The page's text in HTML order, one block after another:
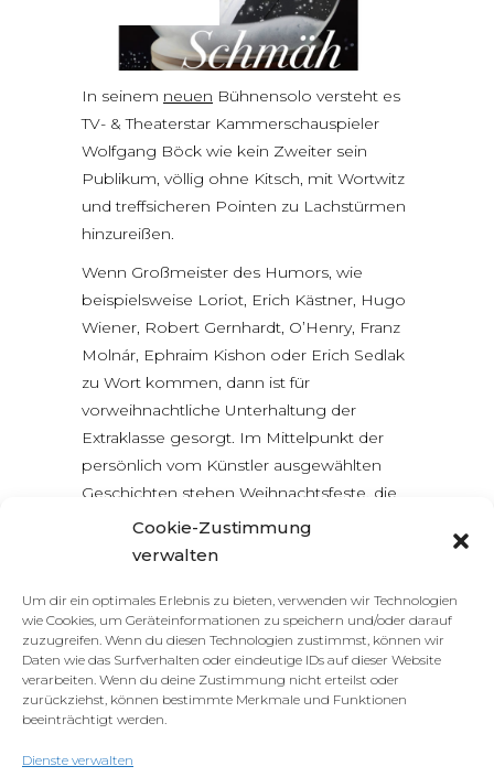
Cookie-Zustimmung
verwalten
Um dir ein optimales Erlebnis zu bieten, verwenden wir Technologien
wie Cookies, um Geräteinformationen zu speichern und/oder darauf
zuzugreifen. Wenn du diesen Technologien zustimmst, können wir
Daten wie das Surfverhalten oder eindeutige IDs auf dieser Website
verarbeiten. Wenn du deine Zustimmung nicht erteilst oder
zurückziehst, können bestimmte Merkmale und Funktionen
beeinträchtigt werden.
Dienste verwalten
In seinem neuen Bühnensolo versteht es
TV- & Theaterstar Kammerschauspieler
Wolfgang Böck wie kein Zweiter sein
Publikum, völlig ohne Kitsch, mit Wortwitz
und treffsicheren Pointen zu Lachstürmen
hinzureißen.
Wenn Großmeister des Humors, wie
beispielsweise Loriot, Erich Kästner, Hugo
Wiener, Robert Gernhardt, O’Henry, Franz
Molnár, Ephraim Kishon oder Erich Sedlak
zu Wort kommen, dann ist für
vorweihnachtliche Unterhaltung der
Extraklasse gesorgt. Im Mittelpunkt der
persönlich vom Künstler ausgewählten
Geschichten stehen Weihnachtsfeste, die
aufgrund von überraschenden Ereignissen
einen ungeplant turbulenten Verlauf
besonders spaßig werden.
Frei nach dem Motto: Es darf – nein, es soll
gelacht werden!